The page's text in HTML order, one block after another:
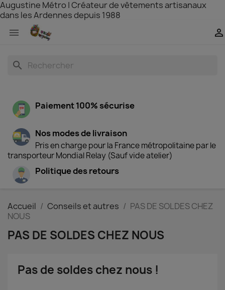
Augustine Métro | Créateur de vêtements artisanaux
dans les Ardennes depuis 1988
 
search
Paiement 100% sécurise
Nos modes de livraison
Pris en charge pour la France métropolitaine par le
transporteur Mondial Relay (Sauf vide atelier)
Politique des retours
Accueil Conseils et autres
PAS DE SOLDES CHEZ
NOUS
PAS DE SOLDES CHEZ NOUS
Pas de soldes chez nous !